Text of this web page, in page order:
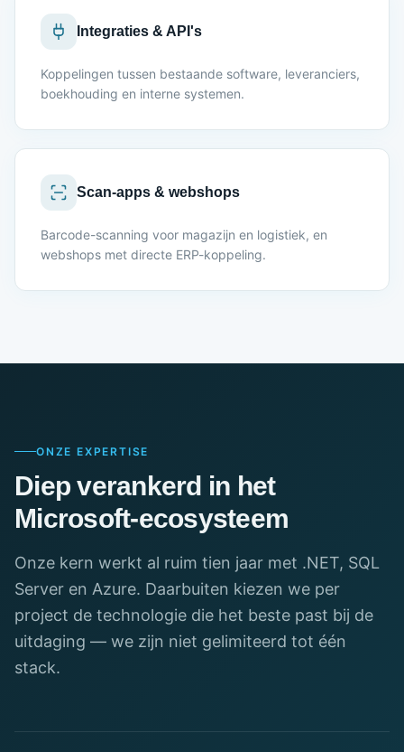
Integraties & API's
Koppelingen tussen bestaande software, leveranciers,
boekhouding en interne systemen.
Scan-apps & webshops
Barcode-scanning voor magazijn en logistiek, en
webshops met directe ERP-koppeling.
ONZE EXPERTISE
Diep verankerd in het
Microsoft-ecosysteem
Onze kern werkt al ruim tien jaar met .NET, SQL
Server en Azure. Daarbuiten kiezen we per
project de technologie die het beste past bij de
uitdaging — we zijn niet gelimiteerd tot één
stack.